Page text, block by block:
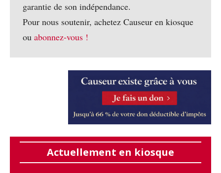
garantie de son indépendance.
Pour nous soutenir, achetez Causeur en kiosque
ou abonnez-vous !
Actuellement en kiosque